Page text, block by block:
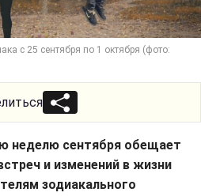
с 25 сентября по 1 октября (фото:
неделю сентября обещает
и изменений в жизни
зодиакального